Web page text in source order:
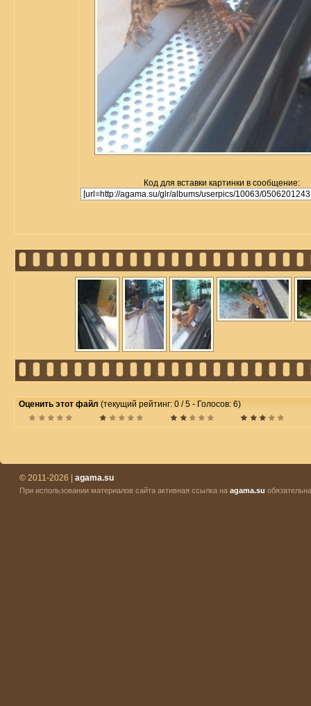
Код для вставки картинки в сообщение:
Оценить этот файл (текущий рейтинг: 0 / 5 - Голосов: 6)
© 2011-2026 | agama.su
При использовании материалов сайта активная ссылка на agama.su